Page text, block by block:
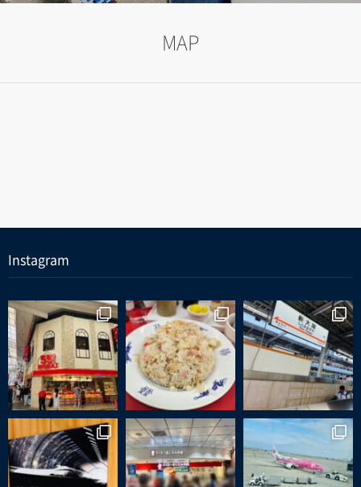
MAP
Instagram